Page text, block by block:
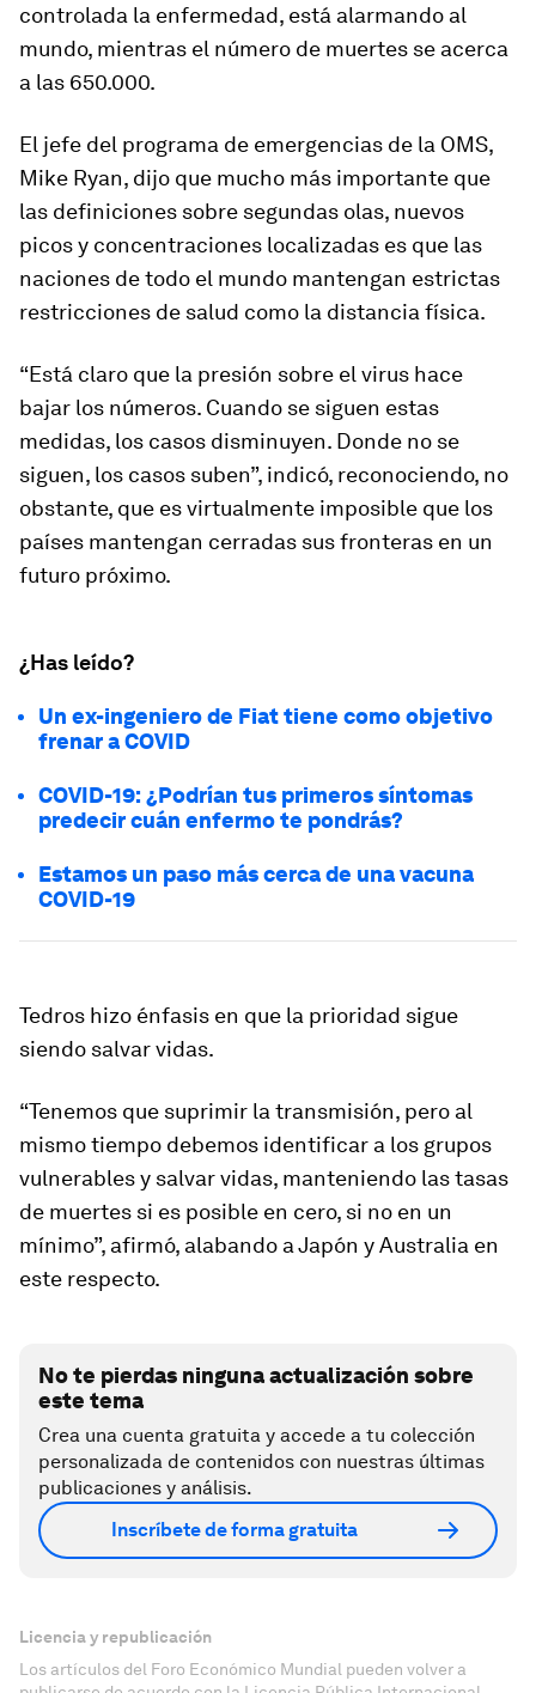
controlada la enfermedad, está alarmando al
mundo, mientras el número de muertes se acerca
a las 650.000.
El jefe del programa de emergencias de la OMS,
Mike Ryan, dijo que mucho más importante que
las definiciones sobre segundas olas, nuevos
picos y concentraciones localizadas es que las
naciones de todo el mundo mantengan estrictas
restricciones de salud como la distancia física.
“Está claro que la presión sobre el virus hace
bajar los números. Cuando se siguen estas
medidas, los casos disminuyen. Donde no se
siguen, los casos suben”, indicó, reconociendo, no
obstante, que es virtualmente imposible que los
países mantengan cerradas sus fronteras en un
futuro próximo.
¿Has leído?
Un ex-ingeniero de Fiat tiene como objetivo
frenar a COVID
COVID-19: ¿Podrían tus primeros síntomas
predecir cuán enfermo te pondrás?
Estamos un paso más cerca de una vacuna
COVID-19
Tedros hizo énfasis en que la prioridad sigue
siendo salvar vidas.
“Tenemos que suprimir la transmisión, pero al
mismo tiempo debemos identificar a los grupos
vulnerables y salvar vidas, manteniendo las tasas
de muertes si es posible en cero, si no en un
mínimo”, afirmó, alabando a Japón y Australia en
este respecto.
No te pierdas ninguna actualización sobre
este tema
Crea una cuenta gratuita y accede a tu colección
personalizada de contenidos con nuestras últimas
publicaciones y análisis.
Inscríbete de forma gratuita
Licencia y republicación
Los artículos del Foro Económico Mundial pueden volver a